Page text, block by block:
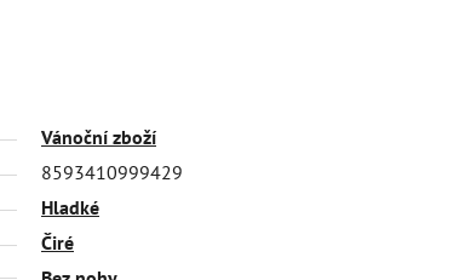
Vánoční zboží
8593410999429
Hladké
Čiré